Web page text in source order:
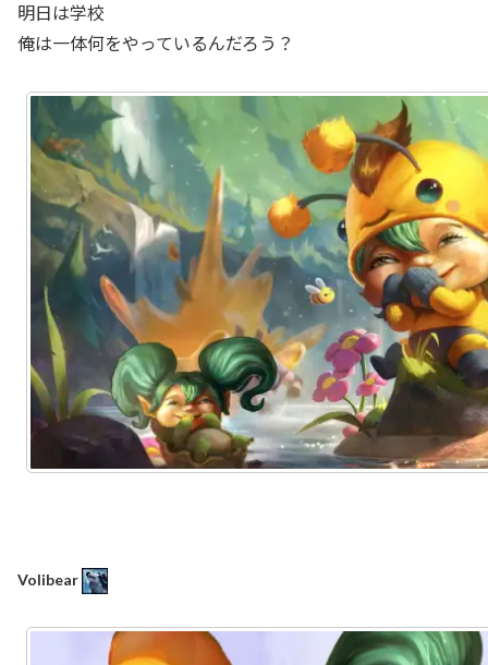
明日は学校
俺は一体何をやっているんだろう？
Volibear